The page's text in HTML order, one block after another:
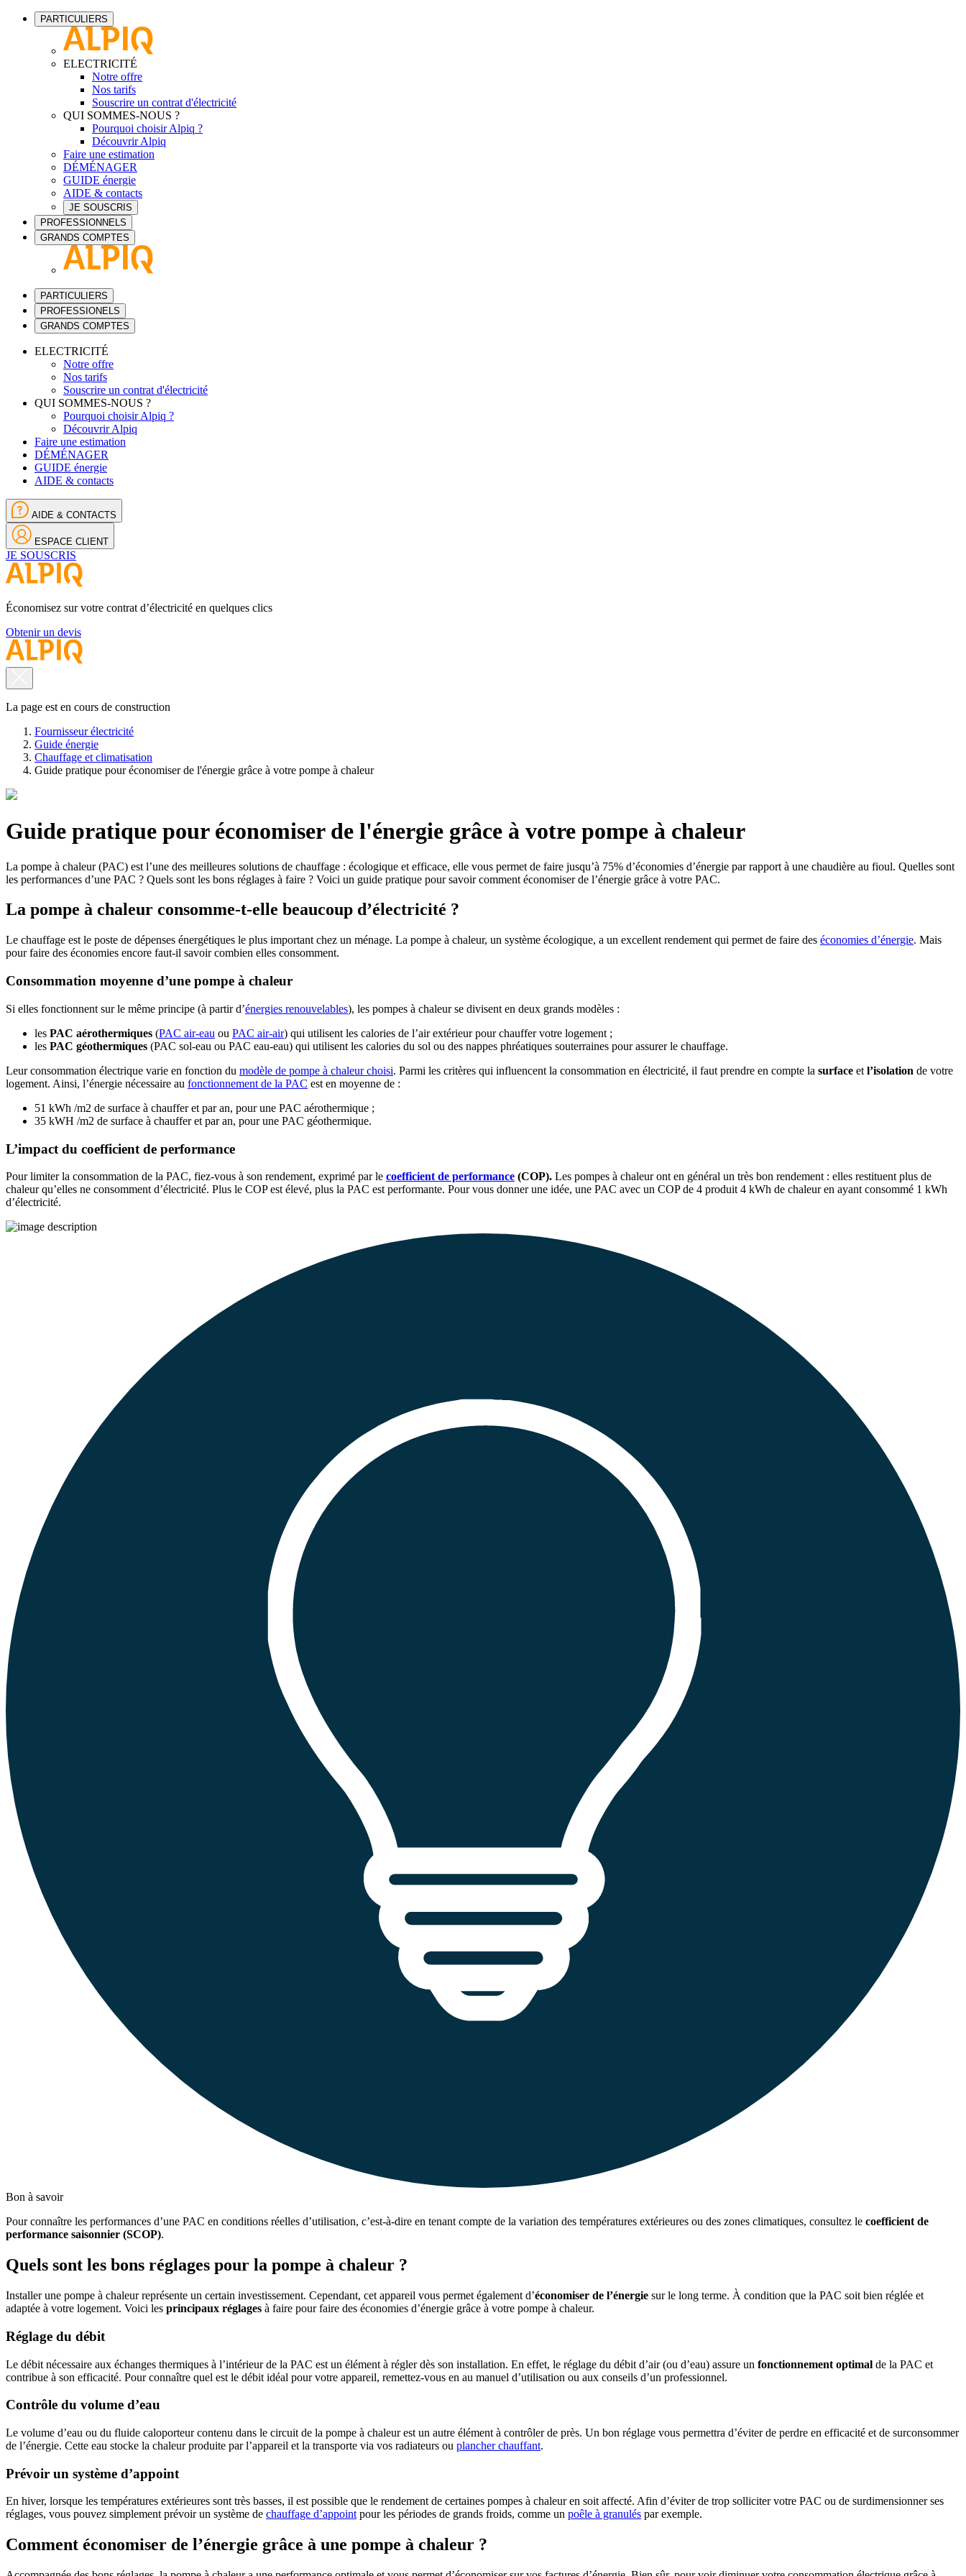
PARTICULIERS
ELECTRICITÉ
Notre offre
Nos tarifs
Souscrire un contrat d'électricité
QUI SOMMES-NOUS ?
Pourquoi choisir Alpiq ?
Découvrir Alpiq
Faire une estimation
DÉMÉNAGER
GUIDE énergie
AIDE & contacts
JE SOUSCRIS
PROFESSIONNELS
GRANDS COMPTES
PARTICULIERS
PROFESSIONELS
GRANDS COMPTES
ELECTRICITÉ
Notre offre
Nos tarifs
Souscrire un contrat d'électricité
QUI SOMMES-NOUS ?
Pourquoi choisir Alpiq ?
Découvrir Alpiq
Faire une estimation
DÉMÉNAGER
GUIDE énergie
AIDE & contacts
AIDE & CONTACTS
ESPACE CLIENT
JE SOUSCRIS
Économisez sur votre contrat d’électricité en quelques clics
Obtenir un devis
La page est en cours de construction
Fournisseur électricité
Guide énergie
Chauffage et climatisation
Guide pratique pour économiser de l'énergie grâce à votre pompe à chaleur
Guide pratique pour économiser de l'énergie grâce à votre pompe à chaleur
La pompe à chaleur (PAC) est l’une des meilleures solutions de chauffage : écologique et efficace, elle vous permet de faire jusqu’à 75% d’économies d’énergie par rapport à une chaudière au fioul. Quelles sont
les performances d’une PAC ? Quels sont les bons réglages à faire ? Voici un guide pratique pour savoir comment économiser de l’énergie grâce à votre PAC.
La pompe à chaleur consomme-t-elle beaucoup d’électricité ?
Le chauffage est le poste de dépenses énergétiques le plus important chez un ménage. La pompe à chaleur, un système écologique, a un excellent rendement qui permet de faire des économies d’énergie. Mais
pour faire des économies encore faut-il savoir combien elles consomment.
Consommation moyenne d’une pompe à chaleur
Si elles fonctionnent sur le même principe (à partir d’énergies renouvelables), les pompes à chaleur se divisent en deux grands modèles :
les PAC aérothermiques (PAC air-eau ou PAC air-air) qui utilisent les calories de l’air extérieur pour chauffer votre logement ;
les PAC géothermiques (PAC sol-eau ou PAC eau-eau) qui utilisent les calories du sol ou des nappes phréatiques souterraines pour assurer le chauffage.
Leur consommation électrique varie en fonction du modèle de pompe à chaleur choisi. Parmi les critères qui influencent la consommation en électricité, il faut prendre en compte la surface et l’isolation de votre
logement. Ainsi, l’énergie nécessaire au fonctionnement de la PAC est en moyenne de :
51 kWh /m2 de surface à chauffer et par an, pour une PAC aérothermique ;
35 kWH /m2 de surface à chauffer et par an, pour une PAC géothermique.
L’impact du coefficient de performance
Pour limiter la consommation de la PAC, fiez-vous à son rendement, exprimé par le coefficient de performance (COP). Les pompes à chaleur ont en général un très bon rendement : elles restituent plus de
chaleur qu’elles ne consomment d’électricité. Plus le COP est élevé, plus la PAC est performante. Pour vous donner une idée, une PAC avec un COP de 4 produit 4 kWh de chaleur en ayant consommé 1 kWh
d’électricité.
Bon à savoir
Pour connaître les performances d’une PAC en conditions réelles d’utilisation, c’est-à-dire en tenant compte de la variation des températures extérieures ou des zones climatiques, consultez le coefficient de
performance saisonnier (SCOP).
Quels sont les bons réglages pour la pompe à chaleur ?
Installer une pompe à chaleur représente un certain investissement. Cependant, cet appareil vous permet également d’économiser de l’énergie sur le long terme. À condition que la PAC soit bien réglée et
adaptée à votre logement. Voici les principaux réglages à faire pour faire des économies d’énergie grâce à votre pompe à chaleur.
Réglage du débit
Le débit nécessaire aux échanges thermiques à l’intérieur de la PAC est un élément à régler dès son installation. En effet, le réglage du débit d’air (ou d’eau) assure un fonctionnement optimal de la PAC et
contribue à son efficacité. Pour connaître quel est le débit idéal pour votre appareil, remettez-vous en au manuel d’utilisation ou aux conseils d’un professionnel.
Contrôle du volume d’eau
Le volume d’eau ou du fluide caloporteur contenu dans le circuit de la pompe à chaleur est un autre élément à contrôler de près. Un bon réglage vous permettra d’éviter de perdre en efficacité et de surconsommer
de l’énergie. Cette eau stocke la chaleur produite par l’appareil et la transporte via vos radiateurs ou plancher chauffant.
Prévoir un système d’appoint
En hiver, lorsque les températures extérieures sont très basses, il est possible que le rendement de certaines pompes à chaleur en soit affecté. Afin d’éviter de trop solliciter votre PAC ou de surdimensionner ses
réglages, vous pouvez simplement prévoir un système de chauffage d’appoint pour les périodes de grands froids, comme un poêle à granulés par exemple.
Comment économiser de l’énergie grâce à une pompe à chaleur ?